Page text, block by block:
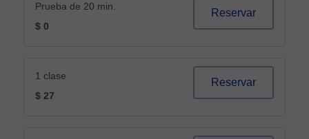
Prueba de 20 min.
$ 0
Reservar
1 clase
$ 27
Reservar